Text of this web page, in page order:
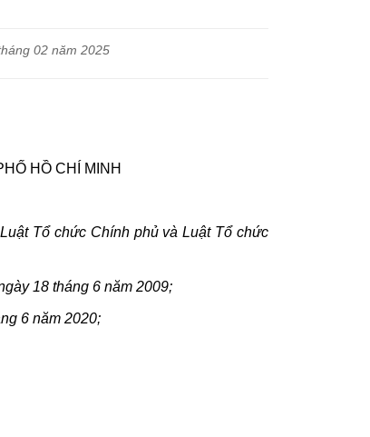
02 năm 2025
HỒ CHÍ MINH
Tổ chức Chính phủ và Luật Tổ chức
18 tháng 6 năm 2009;
6 năm 2020;